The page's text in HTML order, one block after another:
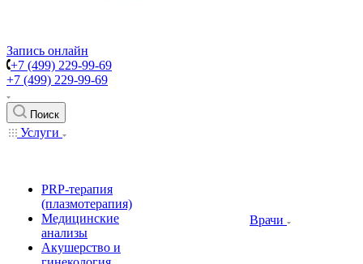
Запись онлайн
+7 (499) 229-99-69
+7 (499) 229-99-69
Поиск
Услуги
PRP-терапия
(плазмотерапия)
Медицинские
анализы
Акушерство и
Врачи